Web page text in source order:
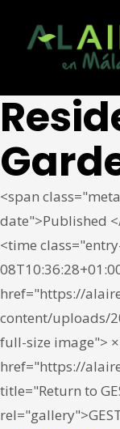
<span
date">Published
<time
href="https://
content/uploads/
full-size image">
href="https://
title="Return to